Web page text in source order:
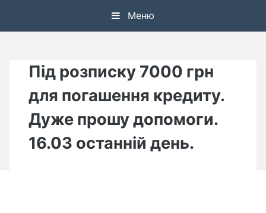
Меню
Під розписку 7000 грн
для погашення кредиту.
Дуже прошу допомоги.
16.03 останній день.